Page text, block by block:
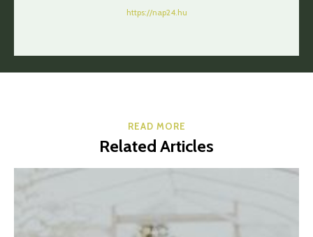
https://nap24.hu
READ MORE
Related Articles